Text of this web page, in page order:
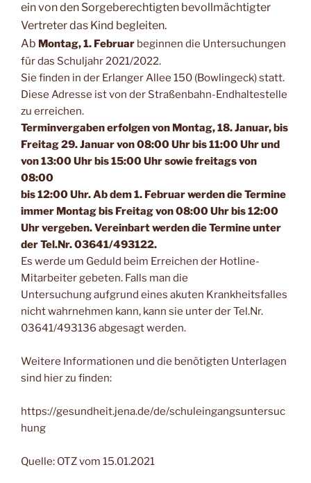
ein von den Sorgeberechtigten bevollmächtigter
Vertreter das Kind begleiten.
Ab Montag, 1. Februar beginnen die Untersuchungen
für das Schuljahr 2021/2022.
Sie finden in der Erlanger Allee 150 (Bowlingeck) statt.
Diese Adresse ist von der Straßenbahn-Endhaltestelle
zu erreichen.
Terminvergaben erfolgen von Montag, 18. Januar, bis
Freitag 29.Januar von 08:00 Uhr bis 11:00 Uhr und
von 13:00 Uhr bis 15:00 Uhr sowie freitags von
08:00
bis 12:00 Uhr. Ab dem 1. Februar werden die Termine
immer Montag bis Freitag von 08:00 Uhr bis 12:00
Uhr vergeben. Vereinbart werden die Termine unter
der Tel.Nr. 03641/493122.
Es werde um Geduld beim Erreichen der Hotline-
Mitarbeiter gebeten. Falls man die
Untersuchung aufgrund eines akuten Krankheitsfalles
nicht wahrnehmen kann, kann sie unter der Tel.Nr.
03641/493136 abgesagt werden.
Weitere Informationen und die benötigten Unterlagen
sind hier zu finden:
https://gesundheit.jena.de/de/schuleingangsuntersuc
hung
Quelle: OTZ vom 15.01.2021